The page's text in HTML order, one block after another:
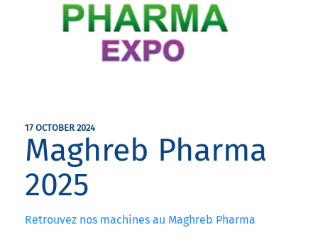
17 OCTOBER 2024
Maghreb Pharma
2025
Retrouvez nos machines au Maghreb Pharma